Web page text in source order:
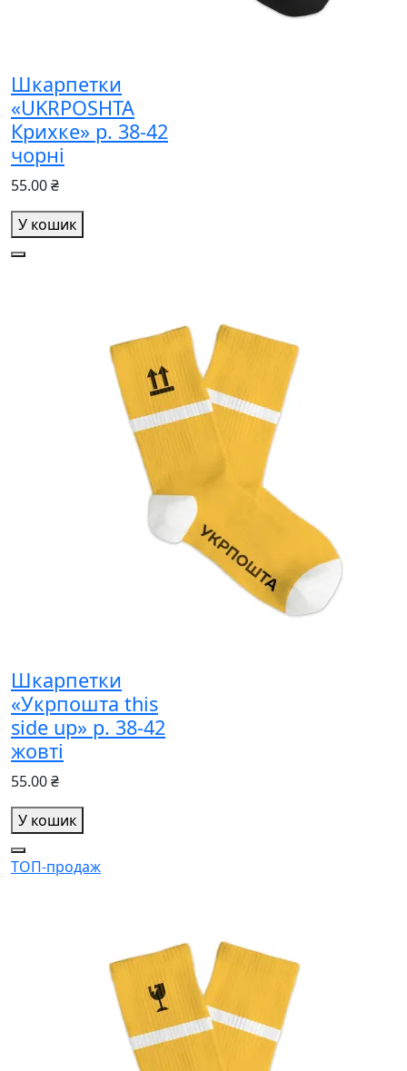
Шкарпетки
«UKRPOSHTA
Крихке» р. 38-42
чорні
55.00 ₴
У кошик
Шкарпетки
«Укрпошта this
side up» р. 38-42
жовті
55.00 ₴
У кошик
ТОП-продаж